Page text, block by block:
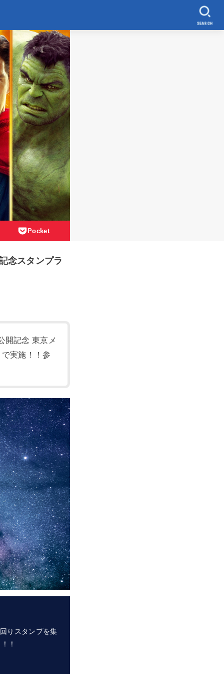
SEARCH
Pocket
念スタンプラ
開記念 東京メ
実施！！参
りスタンプを集
！